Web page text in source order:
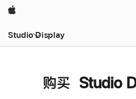
Apple
Studio Display
购买 Studio